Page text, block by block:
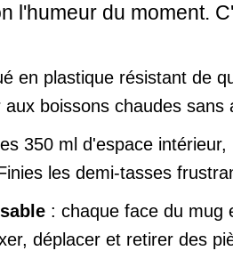
l'humeur du moment.
en plastique résistant de
boissons chaudes
350 ml d'espace
les demi-tasses
: chaque face du mug
déplacer et retirer des